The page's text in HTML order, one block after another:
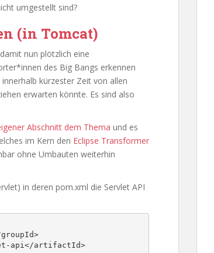
umgestellt sind?
(in Tomcat)
nun plötzlich eine
des Big Bangs erkennen
kürzester Zeit von allen
erwarten könnte. Es sind also
Abschnitt dem Thema und es
im Kern den Eclipse Transformer
ohne Umbauten weiterhin
in deren pom.xml die Servlet API